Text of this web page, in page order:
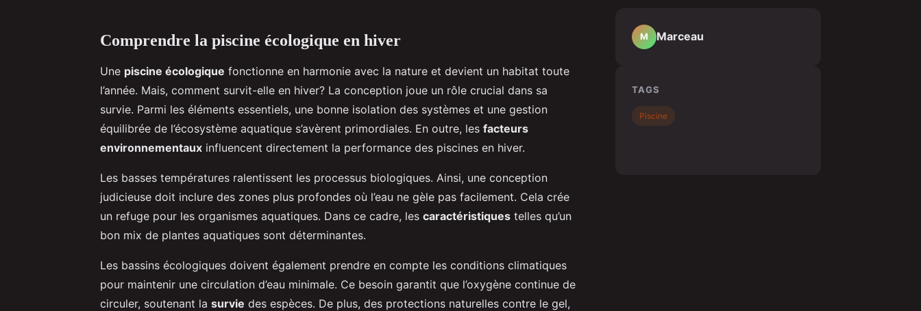
Comprendre la piscine écologique en hiver
Une piscine écologique fonctionne en harmonie avec la nature et devient un habitat toute
l’année. Mais, comment survit-elle en hiver? La conception joue un rôle crucial dans sa
survie. Parmi les éléments essentiels, une bonne isolation des systèmes et une gestion
équilibrée de l’écosystème aquatique s’avèrent primordiales. En outre, les facteurs
environnementaux influencent directement la performance des piscines en hiver.
Les basses températures ralentissent les processus biologiques. Ainsi, une conception
judicieuse doit inclure des zones plus profondes où l’eau ne gèle pas facilement. Cela crée
un refuge pour les organismes aquatiques. Dans ce cadre, les caractéristiques telles qu’un
bon mix de plantes aquatiques sont déterminantes.
Les bassins écologiques doivent également prendre en compte les conditions climatiques
pour maintenir une circulation d’eau minimale. Ce besoin garantit que l’oxygène continue de
circuler, soutenant la survie des espèces. De plus, des protections naturelles contre le gel,
M Marceau
TAGS
Piscine